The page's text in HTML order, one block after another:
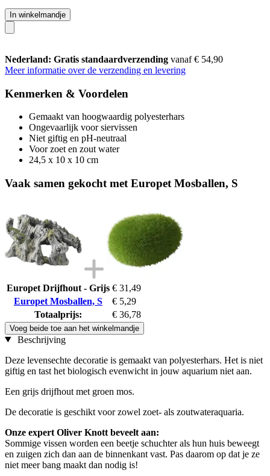
In winkelmandje
Nederland: Gratis standaardverzending vanaf € 54,90
Meer informatie over de verzending en levering
Kenmerken & Voordelen
Gemaakt van hoogwaardig polyesterhars
Ongevaarlijk voor siervissen
Niet giftig en pH-neutraal
Voor zoet en zout water
‎24,5 x 10 x 10 cm
Vaak samen gekocht met Europet Mosballen, S
Europet Drijfhout - Grijs € 31,49
Europet Mosballen, S
€ 5,29
Totaalprijs:
€ 36,78
Voeg beide toe aan het winkelmandje
Beschrijving
Deze levensechte decoratie is gemaakt van polyesterhars. Het is niet
giftig en tast het biologisch evenwicht in jouw aquarium niet aan.
Een grijs drijfhout met groen mos.
De decoratie is geschikt voor zowel zoet- als zoutwateraquaria.
Onze expert Oliver Knott beveelt aan:
Sommige vissen worden een beetje schuchter als hun huis beweegt
en zuigen zich dan aan de binnenkant vast. Pas daarom op dat je ze
niet meer bang maakt dan nodig is!